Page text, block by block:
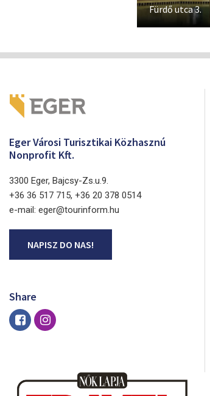
Fürdő utca 3.
Eger Városi Turisztikai Közhasznú
Nonprofit Kft.
3300 Eger, Bajcsy-Zs.u.9.
+36 36 517 715, +36 20 378 0514
e-mail: eger@tourinform.hu
NAPISZ DO NAS!
Share